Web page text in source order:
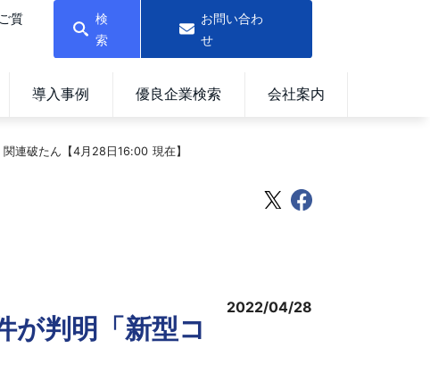
質
検
索
お問い合わ
せ
導入事例 優良企業検索 会社案内
連破たん【4月28日16:00 現在】
判明「新型コ
2022/04/28